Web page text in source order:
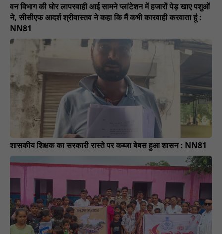
वन विभाग की घोर लापरवाही आई सामने प्लांटेशन में हजारों पेड़ खाए पशुओं
ने, सीसीएफ आदर्श श्रीवास्तव ने कहा कि मैं कभी कारवाही करवाता हूं :
NN81
शासकीय शिक्षक का सरकारी रास्ते पर कब्जा बेबस हुआ शासन : NN81